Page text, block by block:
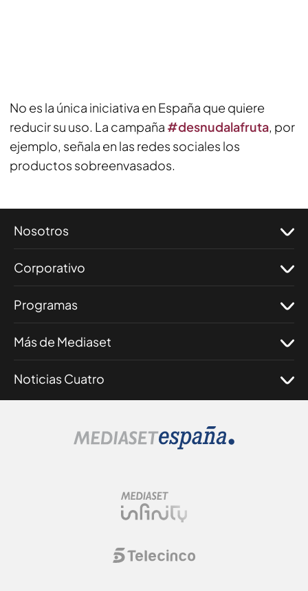
No es la única iniciativa en España que quiere
reducir su uso. La campaña #desnudalafruta, por
ejemplo, señala en las redes sociales los
productos sobreenvasados.
Nosotros
Corporativo
Programas
Más de Mediaset
Noticias Cuatro